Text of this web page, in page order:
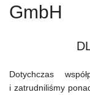
GmbH
Dotychczas
i zatrudniliśmy